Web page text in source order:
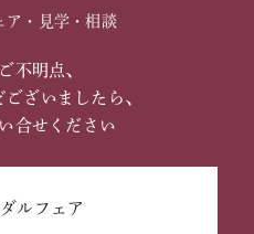
ア・見学・相談
不明点、
ざいましたら、
合せください
ルフェア